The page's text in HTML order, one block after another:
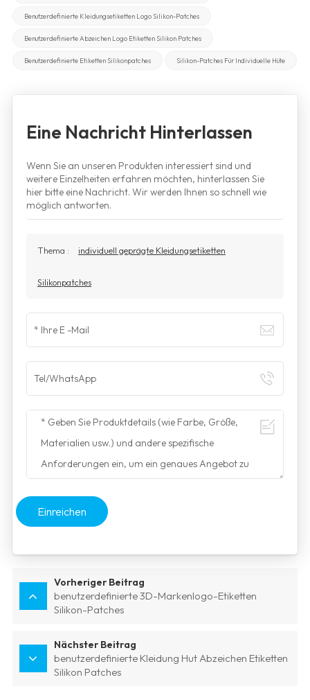
Benutzerdefinierte Kleidungsetiketten Logo Silikon-Patches
Benutzerdefinierte Abzeichen Logo Etiketten Silikon Patches
Benutzerdefinierte Etiketten Silikonpatches Silikon-Patches Für Individuelle Hüte
Eine Nachricht Hinterlassen
Wenn Sie an unseren Produkten interessiert sind und
weitere Einzelheiten erfahren möchten, hinterlassen Sie
hier bitte eine Nachricht. Wir werden Ihnen so schnell wie
möglich antworten.
Thema : individuell geprägte Kleidungsetiketten
Silikonpatches
Einreichen
Vorheriger Beitrag
benutzerdefinierte 3D-Markenlogo-Etiketten
Silikon-Patches
Nächster Beitrag
benutzerdefinierte Kleidung Hut Abzeichen Etiketten
Silikon Patches